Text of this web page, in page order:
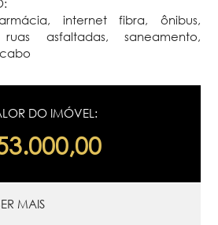
internet fibra, ônibus,
asfaltadas, saneamento,
DO IMÓVEL:
MAIS